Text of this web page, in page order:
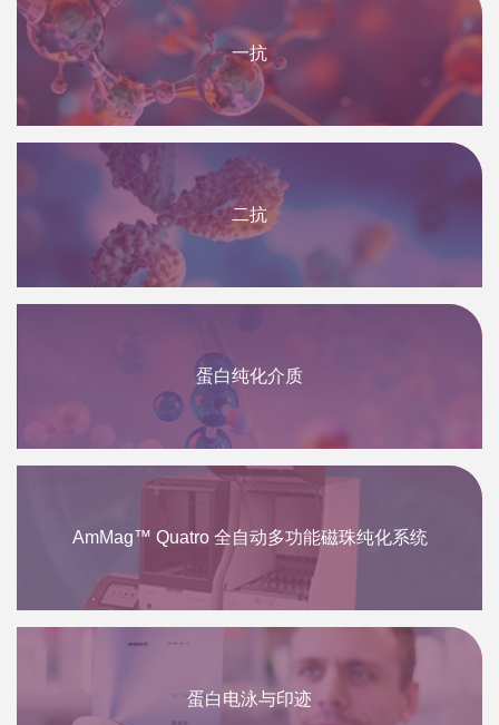
一抗
二抗
蛋白纯化介质
AmMag™ Quatro 全自动多功能磁珠纯化系统
蛋白电泳与印迹